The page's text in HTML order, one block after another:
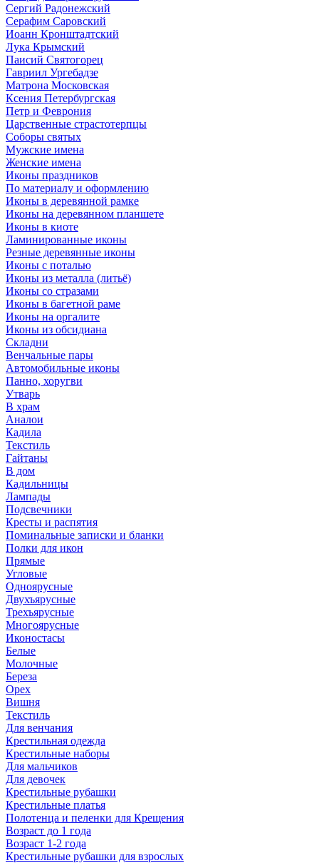
Сергий Радонежский
Серафим Саровский
Иоанн Кронштадтский
Лука Крымский
Паисий Святогорец
Гавриил Ургебадзе
Матрона Московская
Ксения Петербургская
Петр и Феврония
Царственные страстотерпцы
Соборы святых
Мужские имена
Женские имена
Иконы праздников
По материалу и оформлению
Иконы в деревянной рамке
Иконы на деревянном планшете
Иконы в киоте
Ламинированные иконы
Резные деревянные иконы
Иконы с поталью
Иконы из металла (литьё)
Иконы со стразами
Иконы в багетной раме
Иконы на оргалите
Иконы из обсидиана
Складни
Венчальные пары
Автомобильные иконы
Панно, хоругви
Утварь
В храм
Аналои
Кадила
Текстиль
Гайтаны
В дом
Кадильницы
Лампады
Подсвечники
Кресты и распятия
Поминальные записки и бланки
Полки для икон
Прямые
Угловые
Одноярусные
Двухъярусные
Трехъярусные
Многоярусные
Иконостасы
Белые
Молочные
Береза
Орех
Вишня
Текстиль
Для венчания
Крестильная одежда
Крестильные наборы
Для мальчиков
Для девочек
Крестильные рубашки
Крестильные платья
Полотенца и пеленки для Крещения
Возраст до 1 года
Возраст 1-2 года
Крестильные рубашки для взрослых